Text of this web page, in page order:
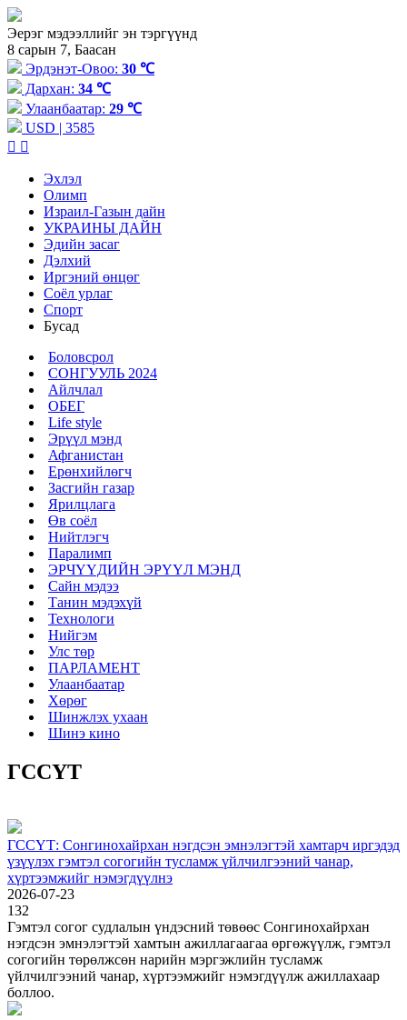
Эерэг мэдээллийг эн тэргүүнд
8 сарын 7, Баасан
Эрдэнэт-Овоо: 30 ℃
Дархан: 34 ℃
Улаанбаатар: 29 ℃
USD | 3585
Эхлэл
Олимп
Израил-Газын дайн
УКРАИНЫ ДАЙН
Эдийн засаг
Дэлхий
Иргэний өнцөг
Соёл урлаг
Спорт
Бусад
Боловсрол
СОНГУУЛЬ 2024
Айлчлал
ОБЕГ
Life style
Эрүүл мэнд
Афганистан
Ерөнхийлөгч
Засгийн газар
Ярилцлага
Өв соёл
Нийтлэгч
Паралимп
ЭРЧҮҮДИЙН ЭРҮҮЛ МЭНД
Сайн мэдээ
Танин мэдэхүй
Технологи
Нийгэм
Улс төр
ПАРЛАМЕНТ
Улаанбаатар
Хөрөг
Шинжлэх ухаан
Шинэ кино
ГССҮТ
ГССҮТ: Сонгинохайрхан нэгдсэн эмнэлэгтэй хамтарч иргэдэд
үзүүлэх гэмтэл согогийн тусламж үйлчилгээний чанар,
хүртээмжийг нэмэгдүүлнэ
2026-07-23
132
Гэмтэл согог судлалын үндэсний төвөөс Сонгинохайрхан
нэгдсэн эмнэлэгтэй хамтын ажиллагаагаа өргөжүүлж, гэмтэл
согогийн төрөлжсөн нарийн мэргэжлийн тусламж
үйлчилгээний чанар, хүртээмжийг нэмэгдүүлж ажиллахаар
боллоо.